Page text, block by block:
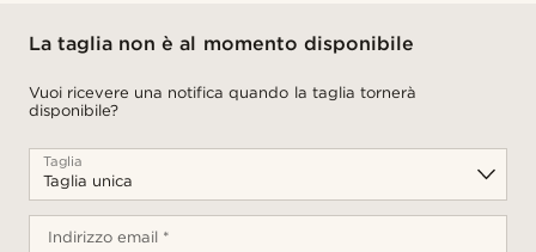
La taglia non è al momento disponibile
Vuoi ricevere una notifica quando la taglia tornerà
disponibile?
Taglia
Indirizzo email *